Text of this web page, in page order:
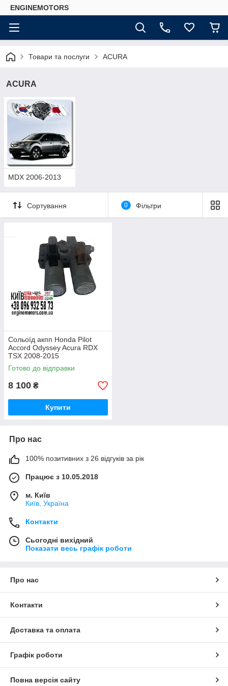
ENGINEMOTORS
Товари та послуги ACURA
ACURA
MDX 2006-2013
Сортування 0 Фільтри
Сольоїд акпп Honda Pilot
Accord Odyssey Acura RDX
TSX 2008-2015
Готово до відправки
8 100 ₴
Купити
Про нас
100% позитивних з 26 відгуків за рік
Працює з 10.05.2018
м. Київ
Київ, Україна
Контакти
Сьогодні вихідний
Показати весь графік роботи
Про нас
Контакти
Доставка та оплата
Графік роботи
Повна версія сайту